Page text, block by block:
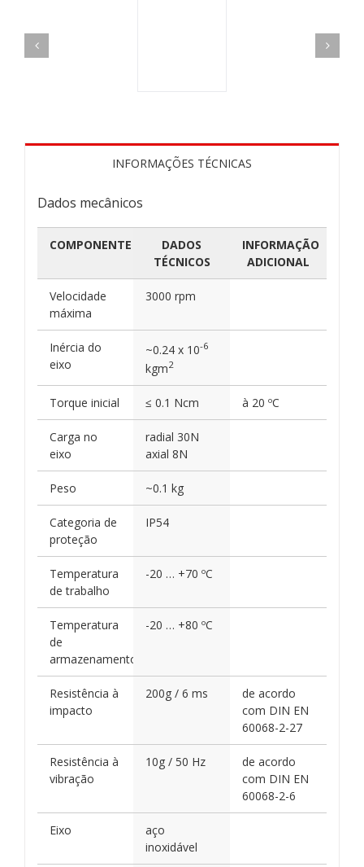
INFORMAÇÕES TÉCNICAS
Dados mecânicos
COMPONENTE
DADOS
TÉCNICOS
INFORMAÇÃO
ADICIONAL
Velocidade
máxima
3000 rpm
Inércia do
eixo
~0.24 x 10-6
kgm2
Torque inicial ≤ 0.1 Ncm à 20 ºC
Carga no
eixo
radial 30N
axial 8N
Peso ~0.1 kg
Categoria de
proteção
IP54
Temperatura
de trabalho
-20 … +70 ºC
Temperatura
de
armazenamento
-20 … +80 ºC
Resistência à
impacto
200g / 6 ms
de acordo
com DIN EN
60068-2-27
Resistência à
vibração
10g / 50 Hz
de acordo
com DIN EN
60068-2-6
Eixo
aço
inoxidável